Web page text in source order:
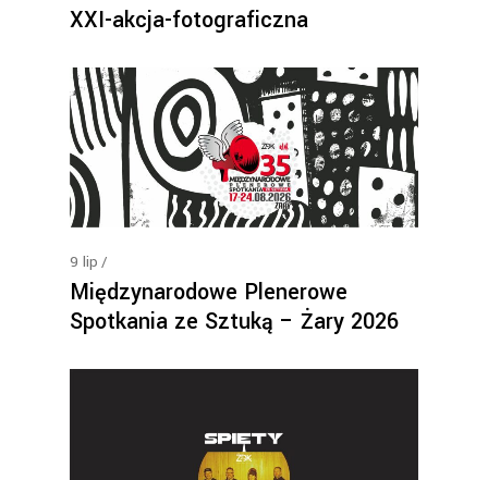
XXI-akcja-fotograficzna
9 lip
Międzynarodowe Plenerowe
Spotkania ze Sztuką – Żary 2026